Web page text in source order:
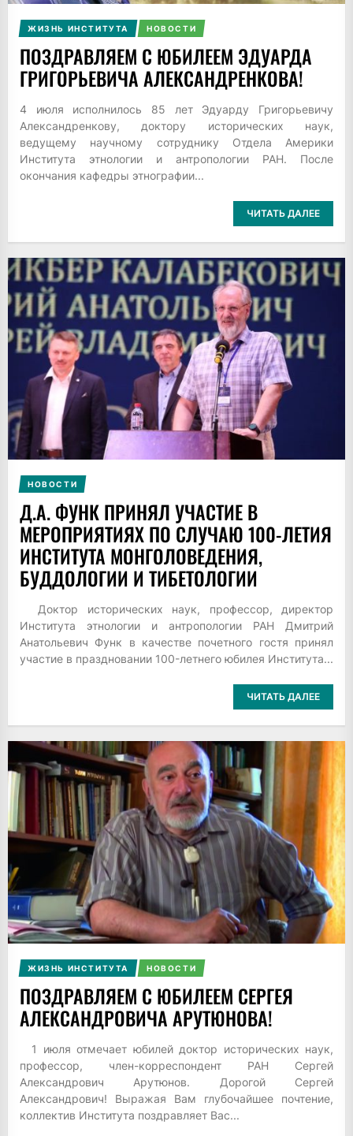
ЖИЗНЬ ИНСТИТУТА НОВОСТИ
ПОЗДРАВЛЯЕМ С ЮБИЛЕЕМ ЭДУАРДА
ГРИГОРЬЕВИЧА АЛЕКСАНДРЕНКОВА!
4 июля исполнилось 85 лет Эдуарду Григорьевичу
Александренкову, доктору исторических наук,
ведущему научному сотруднику Отдела Америки
Института этнологии и антропологии РАН. После
окончания кафедры этнографии...
ЧИТАТЬ ДАЛЕЕ
НОВОСТИ
Д.А. ФУНК ПРИНЯЛ УЧАСТИЕ В
МЕРОПРИЯТИЯХ ПО СЛУЧАЮ 100-ЛЕТИЯ
ИНСТИТУТА МОНГОЛОВЕДЕНИЯ,
БУДДОЛОГИИ И ТИБЕТОЛОГИИ
Доктор исторических наук, профессор, директор
Института этнологии и антропологии РАН Дмитрий
Анатольевич Функ в качестве почетного гостя принял
участие в праздновании 100-летнего юбилея Института...
ЧИТАТЬ ДАЛЕЕ
ЖИЗНЬ ИНСТИТУТА НОВОСТИ
ПОЗДРАВЛЯЕМ С ЮБИЛЕЕМ СЕРГЕЯ
АЛЕКСАНДРОВИЧА АРУТЮНОВА!
1 июля отмечает юбилей доктор исторических наук,
профессор, член-корреспондент РАН Сергей
Александрович Арутюнов. Дорогой Сергей
Александрович! Выражая Вам глубочайшее почтение,
коллектив Института поздравляет Вас...